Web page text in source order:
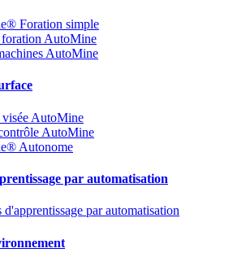
Foration simple
foration AutoMine
AutoMine
AutoMine
AutoMine
Autonome
par automatisation
d'apprentissage par automatisation